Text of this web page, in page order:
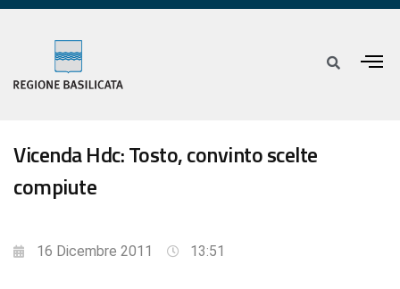
Vicenda Hdc: Tosto, convinto scelte
compiute
16 Dicembre 2011 13:51